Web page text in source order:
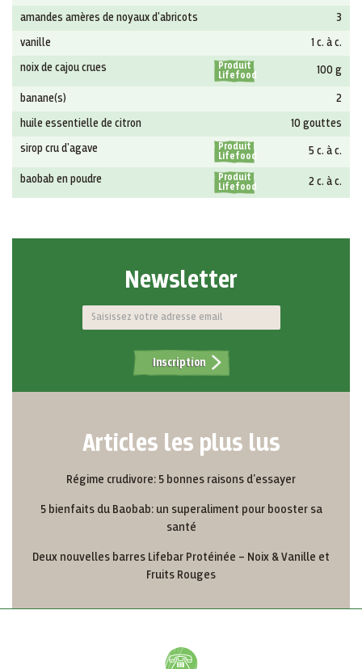
amandes amères de noyaux d'abricots 3
vanille 1 c. à c.
noix de cajou crues
Produit
Lifefood
100 g
banane(s) 2
huile essentielle de citron 10 gouttes
sirop cru d'agave
Produit
Lifefood
5 c. à c.
baobab en poudre
Produit
Lifefood
2 c. à c.
Newsletter
Inscription
Articles les plus lus
Régime crudivore: 5 bonnes raisons d'essayer
5 bienfaits du Baobab: un superaliment pour booster sa
santé
Deux nouvelles barres Lifebar Protéinée – Noix & Vanille et
Fruits Rouges